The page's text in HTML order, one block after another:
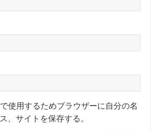
使用するためブラウザーに自分の名
、サイトを保存する。